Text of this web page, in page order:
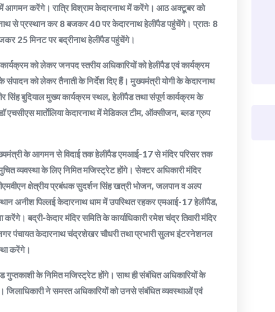
आगमन करेंगे। रात्रि विश्राम केदारनाथ में करेंगे। आठ अक्टूबर को
से प्रस्थान कर 8 बजकर 40 पर केदारनाथ हेलीपैड पहुंचेंगे। प्रातः 8
25 मिनट पर बद्रीनाथ हेलीपैड पहुंचेंगे।
कार्यक्रम को लेकर जनपद स्तरीय अधिकारियों को हेलीपैड एवं कार्यक्रम
को लेकर तैनाती के निर्देश दिए हैं। मुख्यमंत्री योगी के केदारनाथ
बुदियाल मुख्य कार्यक्रम स्थल, हेलीपैड तथा संपूर्ण कार्यक्रम के
एचसीएस मार्ताेलिया केदारनाथ में मेडिकल टीम, ऑक्सीजन, ब्लड ग्रुप
के आगमन से विदाई तक हेलीपैड एमआई-17 से मंदिर परिसर तक
व्यवस्था के लिए निमित मजिस्ट्रेट होंगे। सेक्टर अधिकारी मंदिर
क्षेत्रीय प्रबंधक सुदर्शन सिंह खत्री भोजन, जलपान व अल्प
अनीश पिल्लई केदारनाथ धाम में उपस्थित रहकर एमआई-17 हेलीपैड,
बद्री-केदार मंदिर समिति के कार्याधिकारी रमेश चंद्र तिवारी मंदिर
पंचायत केदारनाथ चंद्रशेखर चौधरी तथा प्रभारी सुलभ इंटरनेशनल
करेंगे।
गुप्तकाशी के निमित मजिस्ट्रेट होंगे। साथ ही संबंधित अधिकारियों के
ने समस्त अधिकारियों को उनसे संबंधित व्यवस्थाओं एवं